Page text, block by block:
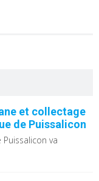
et collectage
de Puissalicon
va